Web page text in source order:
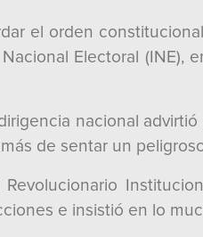
el orden
Electoral (INE),
nacional
de sentar un
e insistió en lo